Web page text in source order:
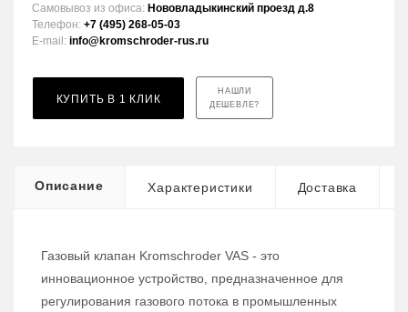
Самовывоз из офиса: Нововладыкинский проезд д.8
Телефон: +7 (495) 268-05-03
E-mail: info@kromschroder-rus.ru
КУПИТЬ В 1 КЛИК
НАШЛИ
ДЕШЕВЛЕ?
Описание Характеристики Доставка
Газовый клапан Kromschroder VAS - это
инновационное устройство, предназначенное для
регулирования газового потока в промышленных